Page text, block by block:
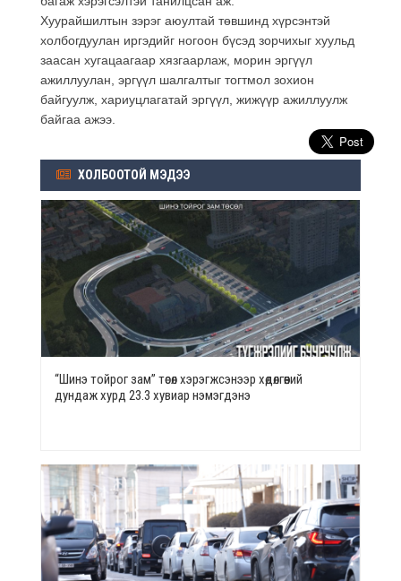
Хуурайшилтын зэрэг аюултай төвшинд хүрсэнтэй
холбогдуулан иргэдийг ногоон бүсэд зорчихыг хуульд
заасан хугацаагаар хязгаарлаж, морин эргүүл
ажиллуулан, эргүүл шалгалтыг тогтмол зохион
байгуулж, хариуцлагатай эргүүл, жижүүр ажиллуулж
байгаа ажээ.
ХОЛБООТОЙ МЭДЭЭ
“Шинэ тойрог зам” төсөл хэрэгжсэнээр хөдөлгөөний
дундаж хурд 23.3 хувиар нэмэгдэнэ